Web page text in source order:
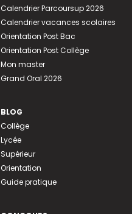
Calendrier Parcoursup 2026
Calendrier vacances scolaires
Orientation Post Bac
Orientation Post Collège
Mon master
Grand Oral 2026
BLOG
Collège
Lycée
Supérieur
Orientation
Guide pratique